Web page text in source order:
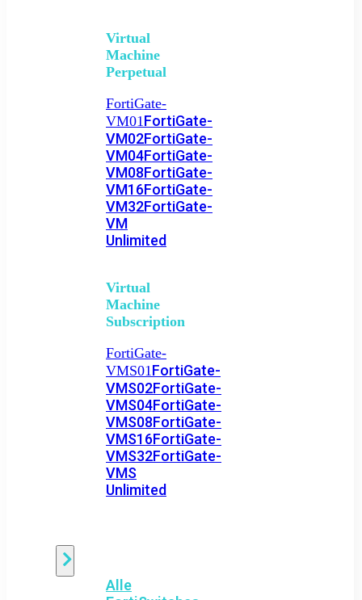
Virtual
Machine
Perpetual
FortiGate-
VM01FortiGate-
VM02FortiGate-
VM04FortiGate-
VM08FortiGate-
VM16FortiGate-
VM32FortiGate-
VM
Unlimited
Virtual
Machine
Subscription
FortiGate-
VMS01FortiGate-
VMS02FortiGate-
VMS04FortiGate-
VMS08FortiGate-
VMS16FortiGate-
VMS32FortiGate-
VMS
Unlimited
Alle